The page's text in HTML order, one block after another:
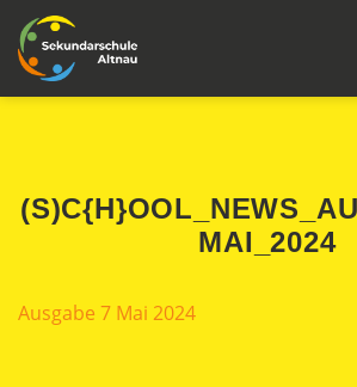
MAI_2024
Ausgabe 7 Mai 2024